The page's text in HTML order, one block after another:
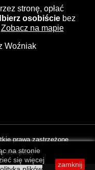
na stronie
się więcej
zamknij
stronę, opłać
osobiście bez
Zobacz na mapie
Woźniak
prawa zastrzeżone
komputer